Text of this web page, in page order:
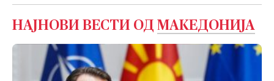
НАЈНОВИ ВЕСТИ ОД МАКЕДОНИЈА